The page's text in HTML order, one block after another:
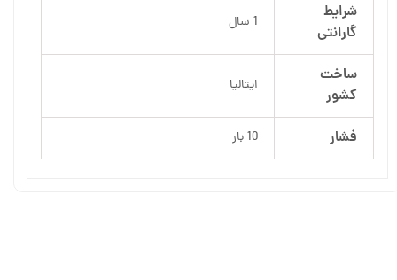
شرایط
گارانتی
1 سال
ساخت
کشور
ایتالیا
فشار 10 بار